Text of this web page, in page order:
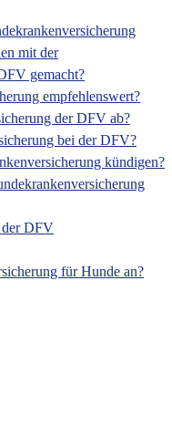
mit der
gemacht?
empfehlenswert?
der DFV ab?
bei der DFV?
kündigen?
der DFV
für Hunde an?